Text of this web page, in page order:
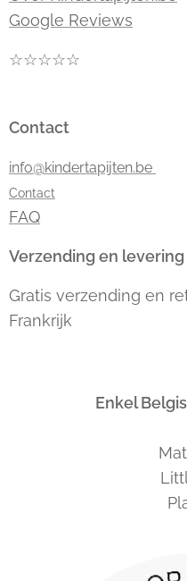
Google Reviews
☆☆☆☆☆
Contact
info@kindertapijten.be
Contact
FAQ
Verzending en levering
Gratis verzending en
Frankrijk
Enkel